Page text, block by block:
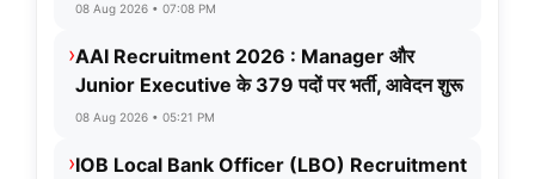
08 Aug 2026 • 07:08 PM
›AAI Recruitment 2026 : Manager और
Junior Executive के 379 पदों पर भर्ती, आवेदन शुरू
08 Aug 2026 • 05:21 PM
›IOB Local Bank Officer (LBO) Recruitment